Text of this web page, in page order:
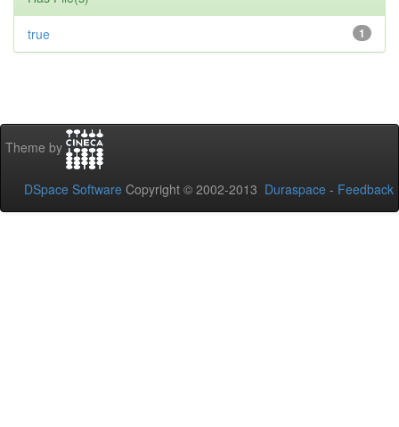
1
true
Theme by
DSpace Software Copyright © 2002-2013 Duraspace - Feedback